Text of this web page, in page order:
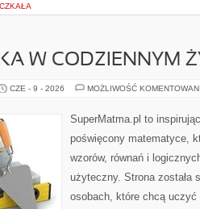
W CODZIENNYM
CZE - 9 - 2026 MOŻLIWOŚĆ
SuperMatma.pl to
poświęcony matematyce,
wzorów, równań i
użyteczny. Strona została
osobach, które chcą